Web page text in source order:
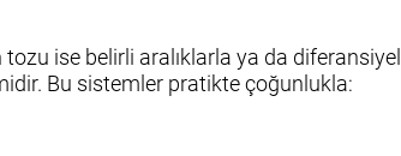
ise belirli aralıklarla ya da
Bu sistemler pratikte çoğunlukla: